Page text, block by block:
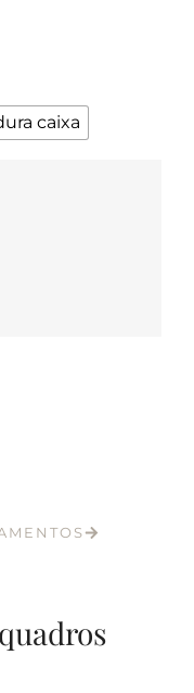
caixa